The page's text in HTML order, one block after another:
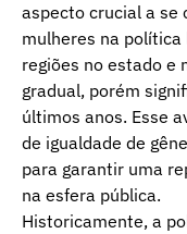
aspecto crucial a se
mulheres na política
regiões no estado e
gradual, porém
últimos anos. Esse
de igualdade de
para garantir uma
na esfera pública.
Historicamente, a